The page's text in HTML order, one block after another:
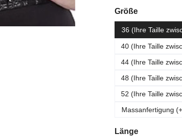
Größeauswählen
36 (Ihre Taille
40 (Ihre Taille
44 (Ihre Taille
48 (Ihre Taille
52 (Ihre Taille
Massanfertigung
Längeauswählen